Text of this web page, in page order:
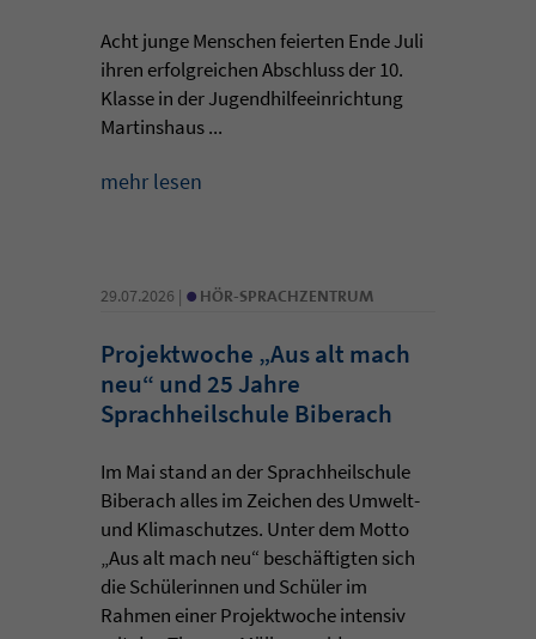
Acht junge Menschen feierten Ende Juli
ihren erfolgreichen Abschluss der 10.
Klasse in der Jugendhilfeeinrichtung
Martinshaus ...
mehr lesen
29.07.2026 | • HÖR-SPRACHZENTRUM
Projektwoche „Aus alt mach
neu“ und 25 Jahre
Sprachheilschule Biberach
Im Mai stand an der Sprachheilschule
Biberach alles im Zeichen des Umwelt-
und Klimaschutzes. Unter dem Motto
„Aus alt mach neu“ beschäftigten sich
die Schülerinnen und Schüler im
Rahmen einer Projektwoche intensiv